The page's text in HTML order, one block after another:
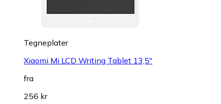
Tegneplater
Xiaomi Mi LCD Writing Tablet 13,5"
fra
256 kr